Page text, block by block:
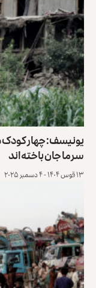
یونیسف: چهار کودک
سرما جان باخته‌اند
۱۳ قوس ۱۴۰۴ - ۴ دسمبر ۲۰۲۵